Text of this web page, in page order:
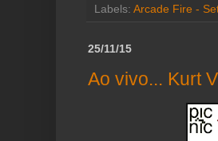
Labels: Arcade Fire -
25/11/15
Ao vivo... Kurt